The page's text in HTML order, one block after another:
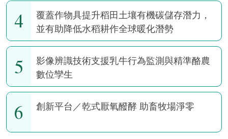
4
覆蓋作物具提升稻田土壤有機碳儲存潛力，
並有助降低水稻耕作全球暖化潛勢
5
影像辨識技術支援乳牛行為監測與精準酪農
數位孿生
6 創新平台／乾式厭氧醱酵 助畜牧場淨零